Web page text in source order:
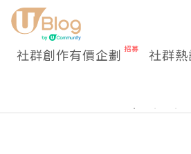
社群創作有價企劃 社群